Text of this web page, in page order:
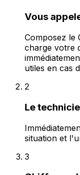
Vous
Composez le
charge votre
utiles en cas
2
Le
situation et
3